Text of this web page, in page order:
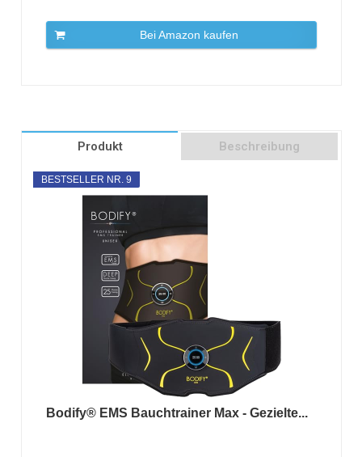
Bei Amazon kaufen
Produkt Beschreibung
BESTSELLER NR. 9
Bodify® EMS Bauchtrainer Max - Gezielte...